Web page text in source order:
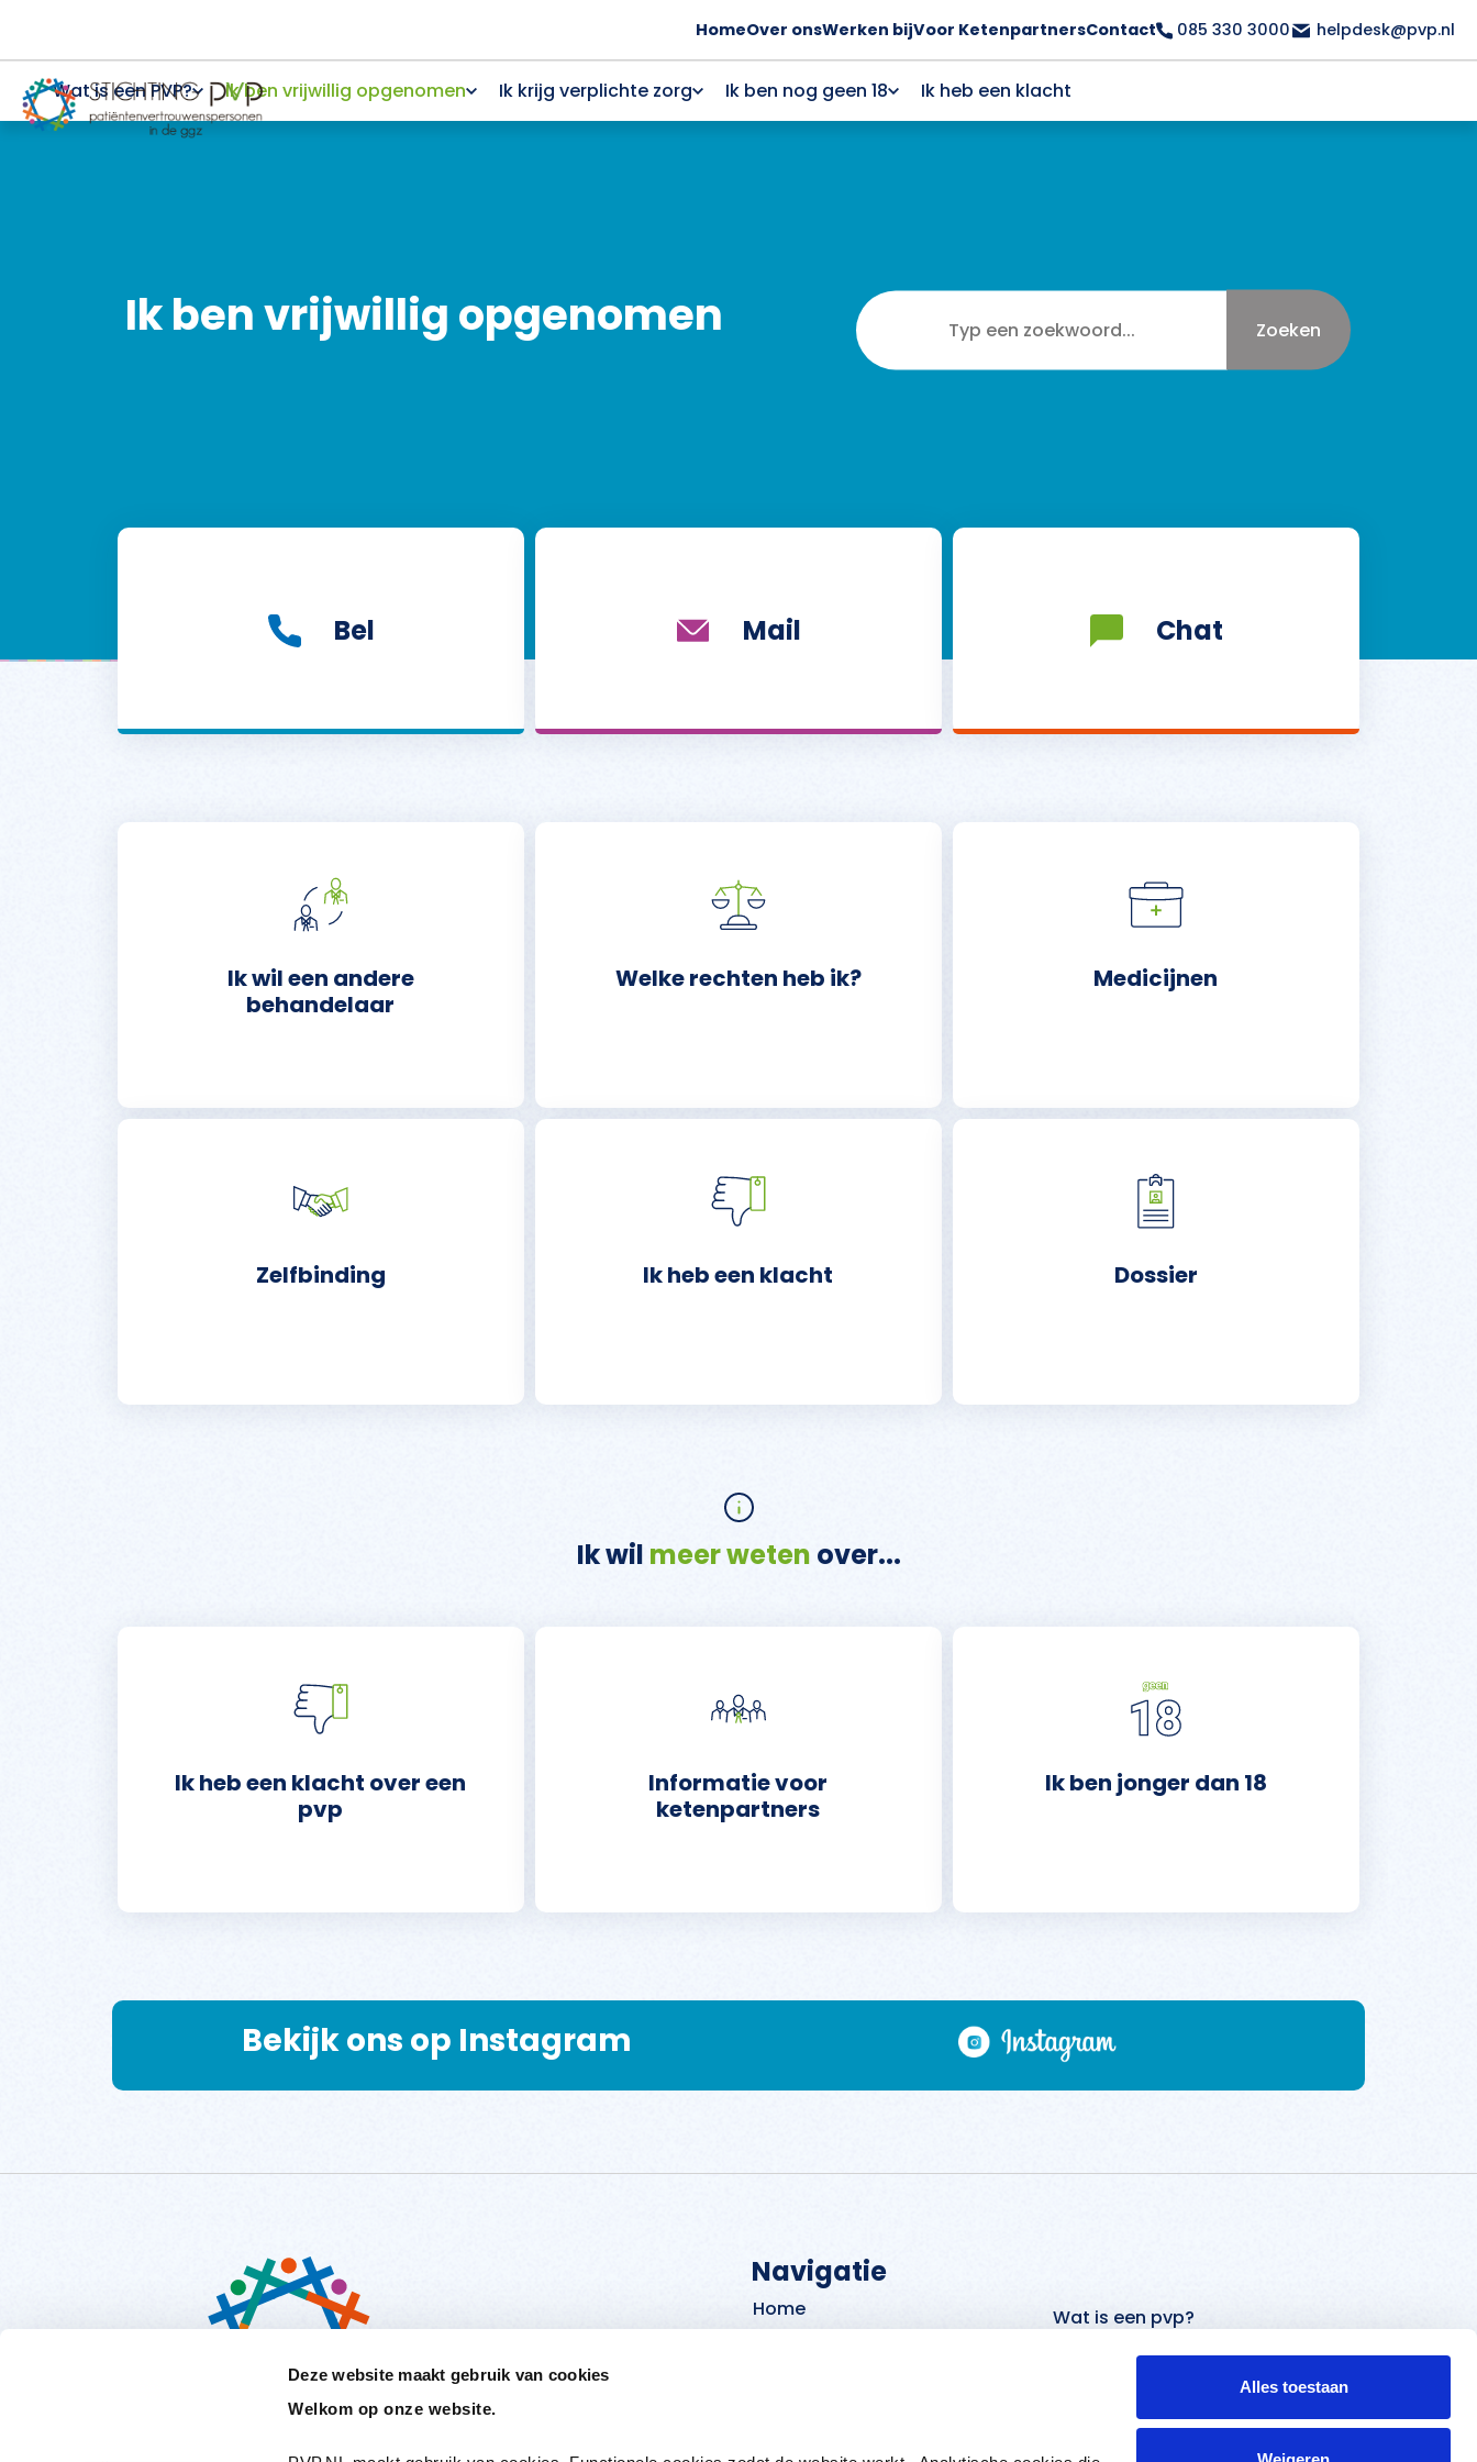
Deze website maakt gebruik van cookies
Welkom op onze website.
Alles toestaan
HomeOver onsWerken bijVoor KetenpartnersContact 085 330 3000 helpdesk@pvp.nl
Wat is een PVP? Ik ben vrijwillig opgenomen Ik krijg verplichte zorg Ik ben nog geen 18 Ik heb een klacht
Ik ben vrijwillig opgenomen Zoeken
Bel Mail Chat
Ik wil een andere
behandelaar
Welke rechten heb ik? Medicijnen
Zelfbinding Ik heb een klacht Dossier
Ik wil meer weten over...
Ik heb een klacht over een
pvp
Informatie voor
ketenpartners
Ik ben jonger dan 18
Bekijk ons op Instagram
Navigatie
Home
Wat is een pvp?
Ik ben vrijwillig opgenomen